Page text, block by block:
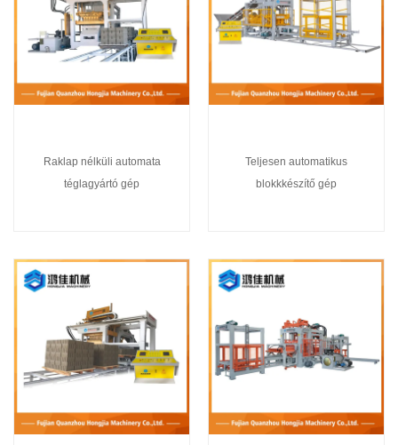
Raklap nélküli automata
téglagyártó gép
Teljesen automatikus
blokkkészítő gép